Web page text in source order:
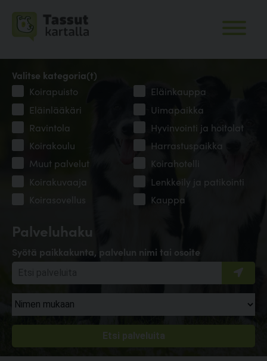
Palveluhaku
Syötä paikkakunta, palvelun nimi tai osoite
Valitse kategoria(t)
Koirapuisto
Eläinkauppa
Eläinlääkäri
Uimapaikka
Ravintola
Hyvinvointi ja hoitolat
Koirakoulu
Harrastuspaikka
Muut palvelut
Koirahotelli
Koirakuvaaja
Lenkkeily ja patikointi
Koirasovellus
Kauppa